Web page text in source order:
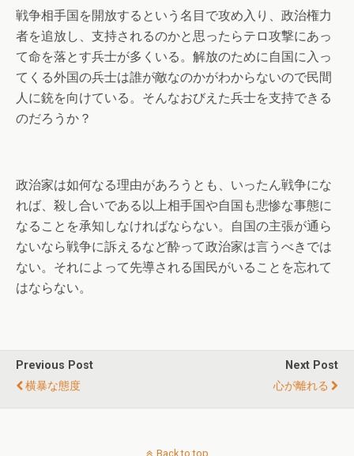
戦争相手国を開放するという名目で攻め入り、政治権力
者を追放し、支持されるのかと思ったらテロ攻撃にあっ
て命を落とす兵士が多くいる。解放のために自国に入っ
てくる外国の兵士は誰が敵なのかがわからないので民間
人に銃を向けている。そんなおびえた兵士を支持できる
のだろうか？
政治家は如何なる理由があろうとも、いったん戦争にな
れば、殺し合いである以上相手国や自国も悲惨な事態に
なることを承知しなければならない。自国の主張が通ら
ないなら戦争に訴えるなど酔って政治家は言うべきでは
ない。それによって先導される国民がいることを忘れて
はならない。
Previous Post
横暴な態度
Next Post
心が離れる
Back to top